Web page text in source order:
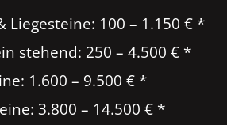
Liegesteine: 100 – 1.150 € *
stehend: 250 – 4.500 € *
1.600 – 9.500 € *
3.800 – 14.500 € *